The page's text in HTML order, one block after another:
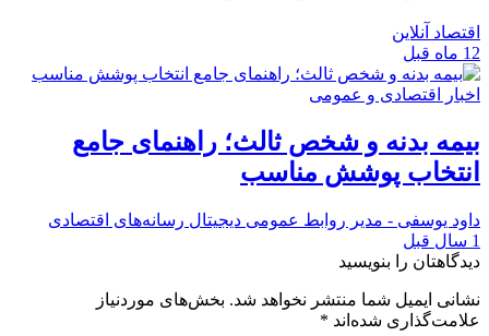
اقتصاد آنلاین
12 ماه قبل
اخبار اقتصادی و عمومی
بیمه بدنه و شخص ثالث؛ راهنمای جامع
انتخاب پوشش مناسب
داود یوسفی - مدیر روابط عمومی دیجیتال رسانه‌های اقتصادی
1 سال قبل
دیدگاهتان را بنویسید
نشانی ایمیل شما منتشر نخواهد شد. بخش‌های موردنیاز
علامت‌گذاری شده‌اند *